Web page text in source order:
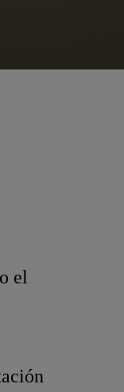
el